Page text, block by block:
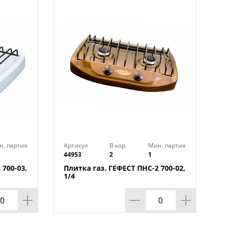
партия
03,
Артикул
44953
В кор.
2
Мин. партия
1
Плитка газ. ГЕФЕСТ ПНС-2 700-02,
1/4